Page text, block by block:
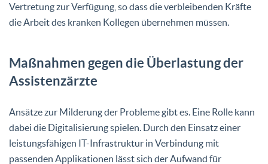
Vertretung zur Verfügung, so dass die verbleibenden Kräfte
die Arbeit des kranken Kollegen übernehmen müssen.
Maßnahmen gegen die Überlastung der
Assistenzärzte
Ansätze zur Milderung der Probleme gibt es. Eine Rolle kann
dabei die Digitalisierung spielen. Durch den Einsatz einer
leistungsfähigen IT-Infrastruktur in Verbindung mit
passenden Applikationen lässt sich der Aufwand für